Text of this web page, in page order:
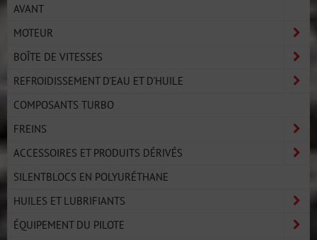
AVANT
MOTEUR
BOÎTE DE VITESSES
REFROIDISSEMENT D'EAU ET D'HUILE
COMPOSANTS TURBO
FREINS
ACCESSOIRES ET PRODUITS DÉRIVÉS
SILENTBLOCS EN POLYURÉTHANE
HUILES ET LUBRIFIANTS
ÉQUIPEMENT DU PILOTE